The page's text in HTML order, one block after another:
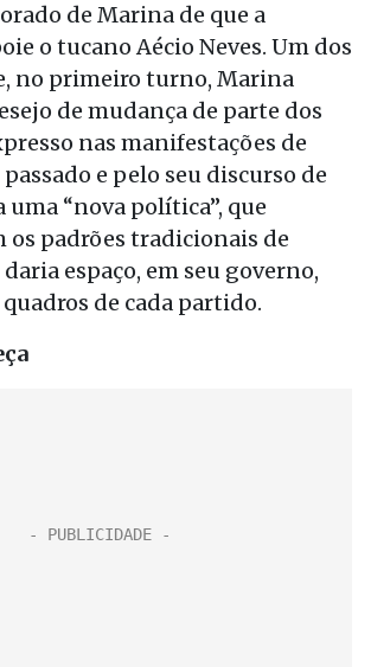
de Marina de que a
o tucano Aécio Neves. Um dos
no primeiro turno, Marina
de mudança de parte dos
nas manifestações de
e pelo seu discurso de
“nova política”, que
os padrões tradicionais de
espaço, em seu governo,
de cada partido.